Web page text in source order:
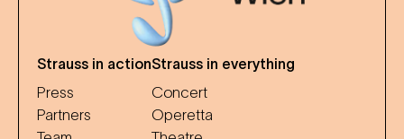
Strauss in action
Press
Partners
Strauss in everything
Concert
Operetta